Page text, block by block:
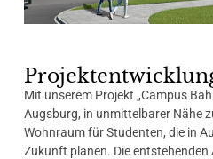
Mit unserem Projekt „Campus
Augsburg, in unmittelbarer Nähe
Wohnraum für Studenten, die in
Zukunft planen. Die